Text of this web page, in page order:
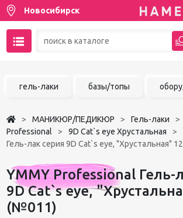
Новосибирск
Чат в MAX
Избранное
гель-лаки базы/топы
МАНИКЮР/ПЕДИКЮР Гель-лаки
Professional
9D Cat`s eye Хрустальная
Гель-лак серия 9D Cat`s eye, "Хрустальная"
YMMY Professional Гель-
9D Cat`s eye,
(№011)